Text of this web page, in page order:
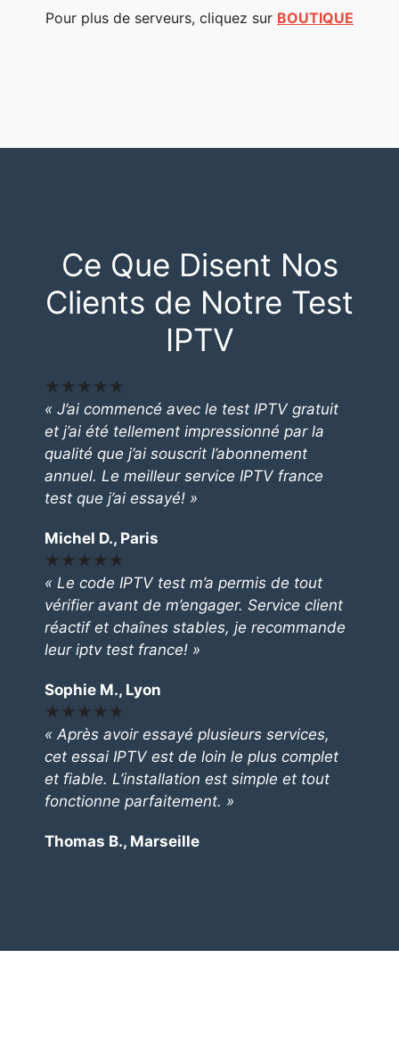
Pour plus de serveurs, cliquez sur BOUTIQUE
Ce Que Disent Nos
Clients de Notre Test
IPTV
★★★★★
« J’ai commencé avec le test IPTV gratuit
et j’ai été tellement impressionné par la
qualité que j’ai souscrit l’abonnement
annuel. Le meilleur service IPTV france
test que j’ai essayé! »
Michel D., Paris
★★★★★
« Le code IPTV test m’a permis de tout
vérifier avant de m’engager. Service client
réactif et chaînes stables, je recommande
leur iptv test france! »
Sophie M., Lyon
★★★★★
« Après avoir essayé plusieurs services,
cet essai IPTV est de loin le plus complet
et fiable. L’installation est simple et tout
fonctionne parfaitement. »
Thomas B., Marseille